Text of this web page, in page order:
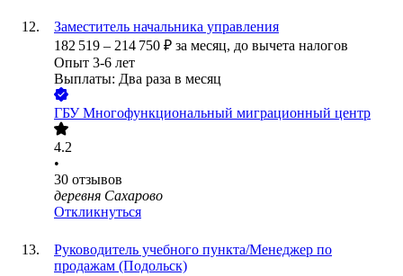
Заместитель начальника управления
182 519 – 214 750 ₽ за месяц, до вычета налогов
Опыт 3-6 лет
Выплаты: Два раза в месяц
ГБУ Многофункциональный миграционный центр
4.2
•
30 отзывов
деревня Сахарово
Откликнуться
Руководитель учебного пункта/Менеджер по
продажам (Подольск)